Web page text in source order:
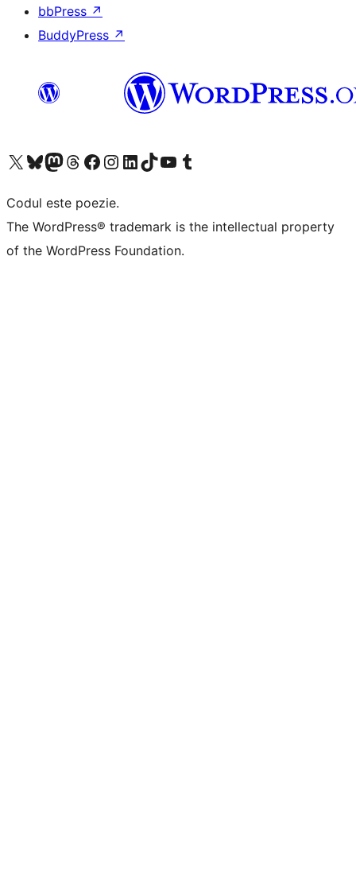
bbPress ↗
BuddyPress ↗
Mergi la contul nostru X (fost Twitter)
Vizitează contul nostru Bluesky
Vizitează contul nostru Mastodon
Vizitează contul nostru Threads
Vizitează pagina noastră Facebook
Vizitează-ne pe Instagram
Vizitează-ne pe LinkedIn
Vizitează contul nostru TikTok
Vizitează canalul nostru YouTube
Vizitează contul nostru Tumblr
Codul este poezie.
The WordPress® trademark is the intellectual property
of the WordPress Foundation.